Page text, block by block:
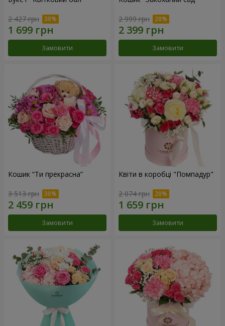
2 427 грн
Замовити
2 999 грн
Замовити
Кошик “Ти прекрасна”
3 513 грн
Замовити
Квіти в коробці "Помпадур"
2 074 грн
Замовити